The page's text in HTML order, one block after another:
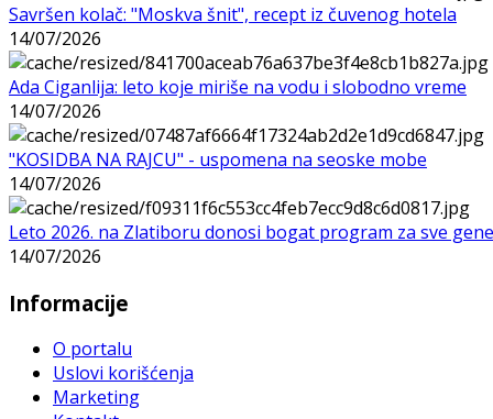
Savršen kolač: "Moskva šnit", recept iz čuvenog hotela
14/07/2026
Ada Ciganlija: leto koje miriše na vodu i slobodno vreme
14/07/2026
"KOSIDBA NA RAJCU" - uspomena na seoske mobe
14/07/2026
Leto 2026. na Zlatiboru donosi bogat program za sve
14/07/2026
Informacije
O portalu
Uslovi korišćenja
Marketing